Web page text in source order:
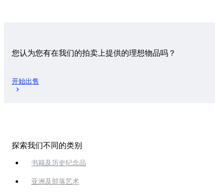
您认为您有在我们的拍卖上提供的理想物品吗？
开始出售
探索我们不同的类别
书籍及历史纪念品
亚洲及部落艺术